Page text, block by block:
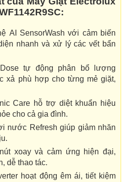
AI SensorWash với cảm biến
nhanh và xử lý các vết bẩn
tự động phân bổ lượng
xả phù hợp cho từng mẻ giặt,
Care hỗ trợ diệt khuẩn hiệu
cho cả gia đình.
nước Refresh giúp giảm nhăn
xoay và cảm ứng hiện đại,
dễ thao tác.
hoạt động êm ái, tiết kiệm